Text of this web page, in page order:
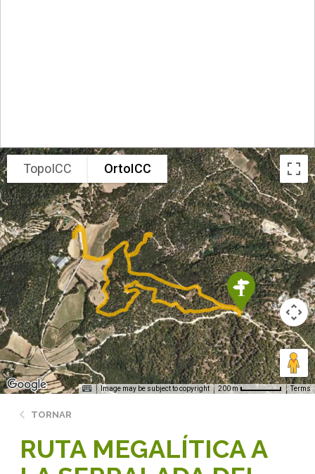
TopoICC OrtoICC
Image may be subject to copyright 200 m Terms
TORNAR
RUTA MEGALÍTICA A